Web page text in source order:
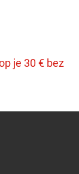
je 30 € bez